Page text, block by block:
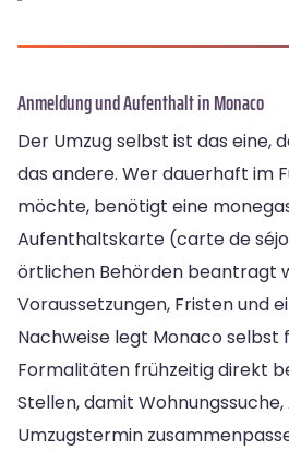
Anmeldung und Aufenthalt in Monaco
Der Umzug selbst ist das eine,
das andere. Wer dauerhaft im
möchte, benötigt eine
Aufenthaltskarte (carte de
örtlichen Behörden beantragt
Voraussetzungen, Fristen und
Nachweise legt Monaco selbst
Formalitäten frühzeitig direkt
Stellen, damit
Umzugstermin